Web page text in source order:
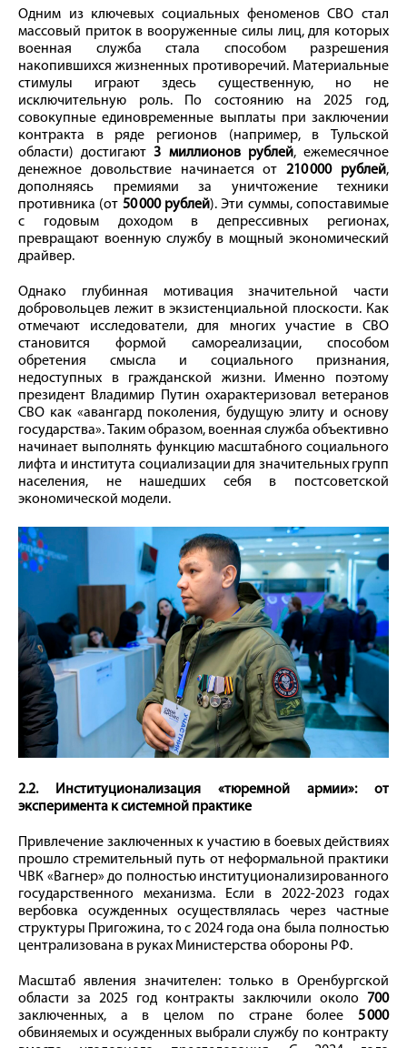
Одним из ключевых социальных феноменов СВО стал
массовый приток в вооруженные силы лиц, для которых
военная служба стала способом разрешения
накопившихся жизненных противоречий. Материальные
стимулы играют здесь существенную, но не
исключительную роль. По состоянию на 2025 год,
совокупные единовременные выплаты при заключении
контракта в ряде регионов (например, в Тульской
области) достигают3 миллионов рублей, ежемесячное
денежное довольствие начинается от210 000 рублей,
дополняясь премиями за уничтожение техники
противника (от 50 000 рублей). Эти суммы, сопоставимые
с годовым доходом в депрессивных регионах,
превращают военную службу в мощный экономический
драйвер.
Однако глубинная мотивация значительной части
добровольцев лежит в экзистенциальной плоскости. Как
отмечают исследователи, для многих участие в СВО
становится формой самореализации, способом
обретения смысла и социального признания,
недоступных в гражданской жизни. Именно поэтому
президент Владимир Путин охарактеризовал ветеранов
СВО как «авангард поколения, будущую элиту и основу
государства». Таким образом, военная служба объективно
начинает выполнять функцию масштабного социального
лифта и института социализации для значительных групп
населения, не нашедших себя в постсоветской
экономической модели.
2.2. Институционализация «тюремной армии»: от
эксперимента к системной практике
Привлечение заключенных к участию в боевых действиях
прошло стремительный путь от неформальной практики
ЧВК «Вагнер» до полностью институционализированного
государственного механизма. Если в 2022-2023 годах
вербовка осужденных осуществлялась через частные
структуры Пригожина, то с 2024 года она была полностью
централизована в руках Министерства обороны РФ.
Масштаб явления значителен: только в Оренбургской
области за 2025 год контракты заключили около 700
заключенных, а в целом по стране более 5 000
обвиняемых и осужденных выбрали службу по контракту